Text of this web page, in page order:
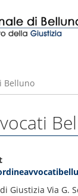
Belluno
Giustizia Via G.